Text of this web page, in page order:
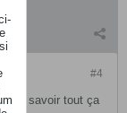
#4
savoir tout ça